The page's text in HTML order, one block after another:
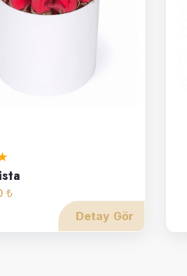
₺
Detay Gör